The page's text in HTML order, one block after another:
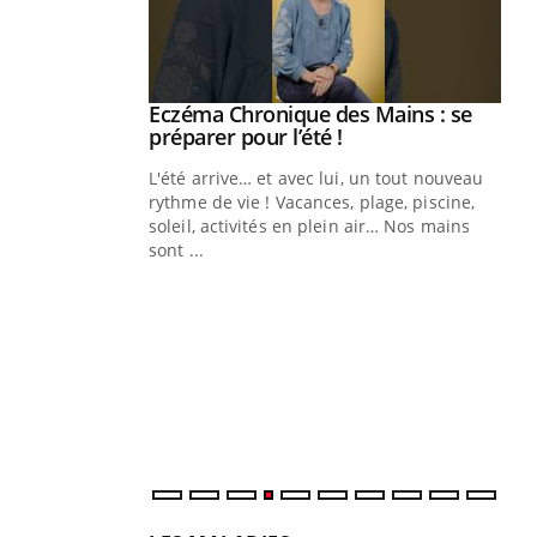
: et si on
de type 2
chez les
les soignants.
Youtube
Eczéma Chronique des Mains : se
préparer pour l’été !Youtube
L'été arrive… et avec lui, un tout nouveau
rythme de vie ! Vacances, plage, piscine,
soleil, activités en plein air… Nos mains
sont ...